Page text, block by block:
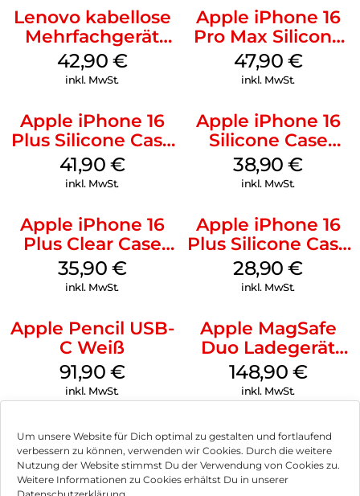
Um unsere Website für Dich optimal zu gestalten und fortlaufend
verbessern zu können, verwenden wir Cookies. Durch die weitere
Nutzung der Website stimmst Du der Verwendung von Cookies zu.
Weitere Informationen zu Cookies erhältst Du in unserer
Lenovo kabellose
Mehrfachgerät
Luna Grey
42,90 €
inkl. MwSt.
Apple iPhone 16
Pro Max Silicone
Case MagSafe
Black
47,90 €
inkl. MwSt.
Apple iPhone 16
Plus Silicone Case
MagSafe Stone
Gray
41,90 €
inkl. MwSt.
Apple iPhone 16
Silicone Case
MagSafe
Ultramarine
38,90€
inkl. MwSt.
Apple iPhone 16
Plus Clear Case
MagSafe
Transparent
35,90 €
inkl. MwSt.
Apple iPhone 16
Plus Silicone Case
MagSafe Black
28,90€
inkl. MwSt.
Apple Pencil USB-
C Weiß
91,90 €
inkl. MwSt.
Apple MagSafe
Duo Ladegerät
Weiß
148,90 €
inkl. MwSt.
Impressum